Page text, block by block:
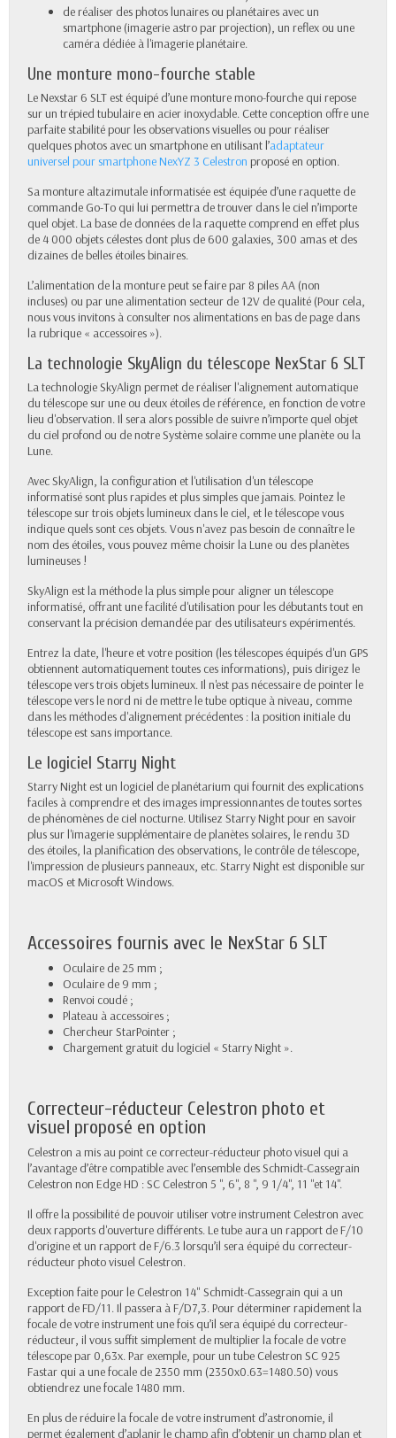
de réaliser des photos lunaires ou planétaires avec un
smartphone (imagerie astro par projection), un reflex ou une
caméra dédiée à l'imagerie planétaire.
Une monture mono-fourche stable
Le Nexstar 6 SLT est équipé d’une monture mono-fourche qui repose
sur un trépied tubulaire en acier inoxydable. Cette conception offre une
parfaite stabilité pour les observations visuelles ou pour réaliser
quelques photos avec un smartphone en utilisant l’adaptateur
universel pour smartphone NexYZ 3 Celestron proposé en option.
Sa monture altazimutale informatisée est équipée d’une raquette de
commande Go-To qui lui permettra de trouver dans le ciel n’importe
quel objet. La base de données de la raquette comprend en effet plus
de 4 000 objets célestes dont plus de 600 galaxies, 300 amas et des
dizaines de belles étoiles binaires.
L’alimentation de la monture peut se faire par 8 piles AA (non
incluses) ou par une alimentation secteur de 12V de qualité (Pour cela,
nous vous invitons à consulter nos alimentations en bas de page dans
la rubrique « accessoires »).
La technologie SkyAlign du télescope NexStar 6 SLT
La technologie SkyAlign permet de réaliser l'alignement automatique
du télescope sur une ou deux étoiles de référence, en fonction de votre
lieu d'observation. Il sera alors possible de suivre n’importe quel objet
du ciel profond ou de notre Système solaire comme une planète ou la
Lune.
Avec SkyAlign, la configuration et l'utilisation d'un télescope
informatisé sont plus rapides et plus simples que jamais. Pointez le
télescope sur trois objets lumineux dans le ciel, et le télescope vous
indique quels sont ces objets. Vous n'avez pas besoin de connaître le
nom des étoiles, vous pouvez même choisir la Lune ou des planètes
lumineuses !
SkyAlign est la méthode la plus simple pour aligner un télescope
informatisé, offrant une facilité d'utilisation pour les débutants tout en
conservant la précision demandée par des utilisateurs expérimentés.
Entrez la date, l'heure et votre position (les télescopes équipés d'un GPS
obtiennent automatiquement toutes ces informations), puis dirigez le
télescope vers trois objets lumineux. Il n'est pas nécessaire de pointer le
télescope vers le nord ni de mettre le tube optique à niveau, comme
dans les méthodes d'alignement précédentes : la position initiale du
télescope est sans importance.
Le logiciel Starry Night
Starry Night est un logiciel de planétarium qui fournit des explications
faciles à comprendre et des images impressionnantes de toutes sortes
de phénomènes de ciel nocturne. Utilisez Starry Night pour en savoir
plus sur l'imagerie supplémentaire de planètes solaires, le rendu 3D
des étoiles, la planification des observations, le contrôle de télescope,
l'impression de plusieurs panneaux, etc. Starry Night est disponible sur
macOS et Microsoft Windows.
Accessoires fournis avec le NexStar 6 SLT
Oculaire de 25 mm ;
Oculaire de 9 mm ;
Renvoi coudé ;
Plateau à accessoires ;
Chercheur StarPointer ;
Chargement gratuit du logiciel « Starry Night ».
Correcteur-réducteur Celestron photo et
visuel proposé en option
Celestron a mis au point ce correcteur-réducteur photo visuel qui a
l’avantage d’être compatible avec l’ensemble des Schmidt-Cassegrain
Celestron non Edge HD : SC Celestron 5 ", 6", 8 ", 9 1/4", 11 "et 14".
Il offre la possibilité de pouvoir utiliser votre instrument Celestron avec
deux rapports d'ouverture différents. Le tube aura un rapport de F/10
d'origine et un rapport de F/6.3 lorsqu’il sera équipé du correcteur-
réducteur photo visuel Celestron.
Exception faite pour le Celestron 14" Schmidt-Cassegrain qui a un
rapport de FD/11. Il passera à F/D7,3. Pour déterminer rapidement la
focale de votre instrument une fois qu’il sera équipé du correcteur-
réducteur, il vous suffit simplement de multiplier la focale de votre
télescope par 0,63x. Par exemple, pour un tube Celestron SC 925
Fastar qui a une focale de 2350 mm (2350x0.63=1480.50) vous
obtiendrez une focale 1480 mm.
En plus de réduire la focale de votre instrument d’astronomie, il
permet également d’aplanir le champ afin d’obtenir un champ plan et